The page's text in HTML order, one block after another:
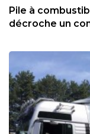
Pile à
décroche un